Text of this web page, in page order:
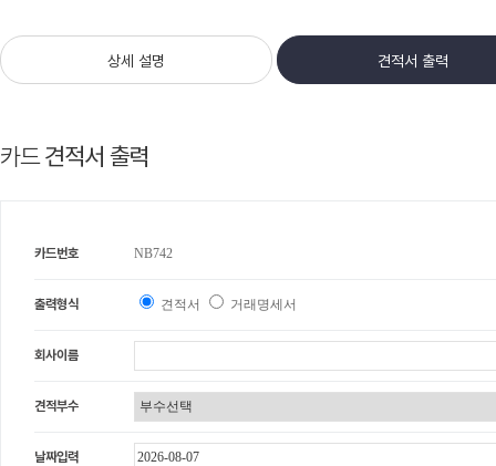
상세 설명 견적서 출력
카드견적서 출력
카드번호 NB742
출력형식 견적서 거래명세서
회사이름
견적부수
날짜입력